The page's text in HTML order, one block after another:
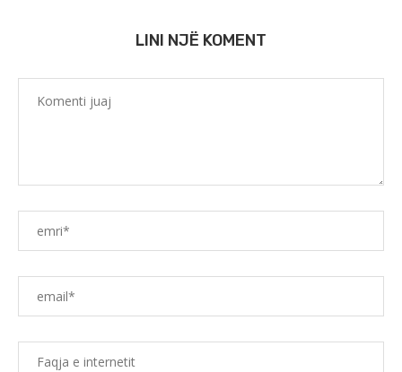
LINI NJË KOMENT